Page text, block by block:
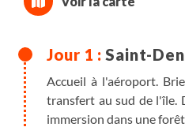
Saint-
Accueil à l'aéroport.
transfert au sud de l'île.
immersion dans une